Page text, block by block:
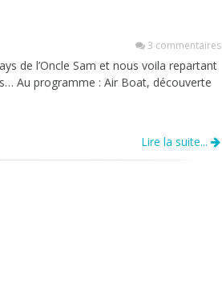
3 commentaires
de l’Oncle Sam et nous voila repartant
Au programme : Air Boat, découverte
Lire la suite...